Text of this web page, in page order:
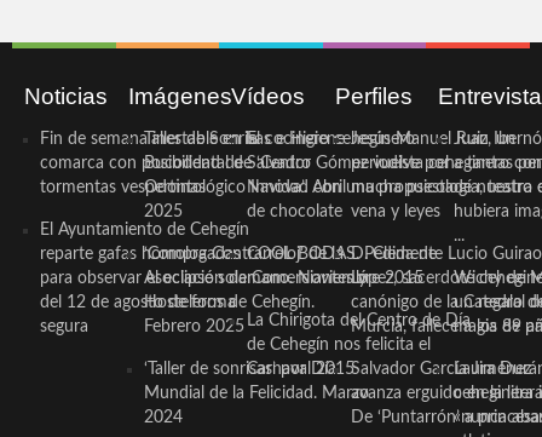
Noticias
Fin de semana inestable en la
comarca con posibilidad de
tormentas vespertinas
El Ayuntamiento de Cehegín
reparte gafas homologadas
para observar el eclipse solar
del 12 de agosto de forma
segura
Imágenes
Taller de Sonrisas e Higiene
Bucodental de ‘Centro
Odontológico Innova’. Abril
2025
‘Compra Contrarreloj’ de la
Asociación de Comerciantes y
Hosteleros de Cehegín.
Febrero 2025
‘Taller de sonrisas’ por Día
Mundial de la Felicidad. Marzo
2024
Vídeos
El cocinero ceheginero
Salvador Gómez vuelve por
Navidad con una propuesta
de chocolate
COOL BODAS. Pedida de
mano. Noviembre 2015
La Chirigota del Centro de Día
de Cehegín nos felicita el
Carnaval 2015
Perfiles
Jesús Manuel Ruiz, un
periodista ceheginero con
mucha psicología, teatro
vena y leyes
D. Clemente Lucio Guirao
López, sacerdote
canónigo de la Catedral
Murcia, fallece a los 89
Salvador García Jiménez
avanza erguido en la
De ‘Puntarrón’ a
Juan
a tantas
de nuestra
hubiera
...
Wichy de
un regalo
magia de
Laura
ceheginera
«nunca